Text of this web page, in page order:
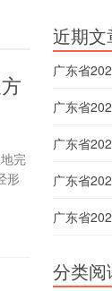
完
形
近期文
广东省
广东省
广东省
广东省
广东省
分类阅